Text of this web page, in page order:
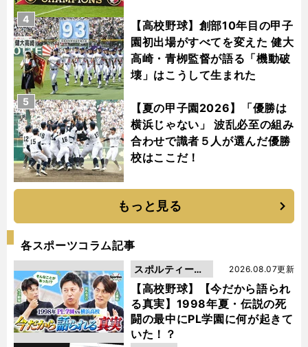
【高校野球】創部10年目の甲子
園初出場がすべてを変えた 健大
高崎・青栁監督が語る「機動破
壊」はこうして生まれた
4
【夏の甲子園2026】「優勝は
横浜じゃない」 波乱必至の組み
合わせで識者５人が選んだ優勝
校はここだ！
5
もっと見る
各スポーツコラム記事
【高校野球】【今だから語られ
る真実】1998年夏・伝説の死
闘の最中にPL学園に何が起きて
いた！？
2026.08.07更新
スポルティーバ
動画